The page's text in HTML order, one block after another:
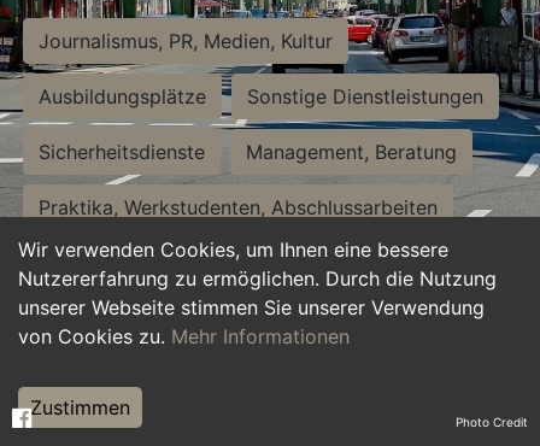
Wir verwenden Cookies, um Ihnen eine bessere
Nutzererfahrung zu ermöglichen. Durch die Nutzung
unserer Webseite stimmen Sie unserer Verwendung
von Cookies zu. Mehr Informationen
Zustimmen
Journalismus, PR, Medien, Kultur
Ausbildungsplätze Sonstige Dienstleistungen
Sicherheitsdienste Management, Beratung
Praktika, Werkstudenten, Abschlussarbeiten
Personalwesen Assistenz, Sekretariat
Hilfskräfte, Aushilfs- und Nebenjobs
Weiterbildung, Studium, duale Ausbildung Photo Credit